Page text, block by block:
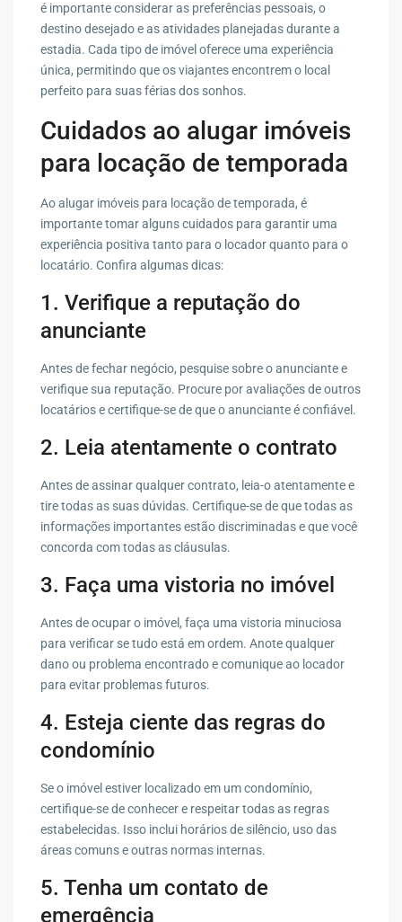
é importante considerar as preferências pessoais, o
destino desejado e as atividades planejadas durante a
estadia. Cada tipo de imóvel oferece uma experiência
única, permitindo que os viajantes encontrem o local
perfeito para suas férias dos sonhos.
Cuidados ao alugar imóveis
para locação de temporada
Ao alugar imóveis para locação de temporada, é
importante tomar alguns cuidados para garantir uma
experiência positiva tanto para o locador quanto para o
locatário. Confira algumas dicas:
1. Verifique a reputação do
anunciante
Antes de fechar negócio, pesquise sobre o anunciante e
verifique sua reputação. Procure por avaliações de outros
locatários e certifique-se de que o anunciante é confiável.
2. Leia atentamente o contrato
Antes de assinar qualquer contrato, leia-o atentamente e
tire todas as suas dúvidas. Certifique-se de que todas as
informações importantes estão discriminadas e que você
concorda com todas as cláusulas.
3. Faça uma vistoria no imóvel
Antes de ocupar o imóvel, faça uma vistoria minuciosa
para verificar se tudo está em ordem. Anote qualquer
dano ou problema encontrado e comunique ao locador
para evitar problemas futuros.
4. Esteja ciente das regras do
condomínio
Se o imóvel estiver localizado em um condomínio,
certifique-se de conhecer e respeitar todas as regras
estabelecidas. Isso inclui horários de silêncio, uso das
áreas comuns e outras normas internas.
5. Tenha um contato de
emergência